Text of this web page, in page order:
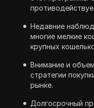
Недавние
многие мелкие
крупных
Внимание и
стратегии
рынке.
Долгосрочный